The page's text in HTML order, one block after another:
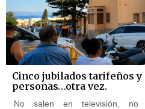
Cinco jubilados tarifeños
personas…otra vez.
No salen en televisión, no